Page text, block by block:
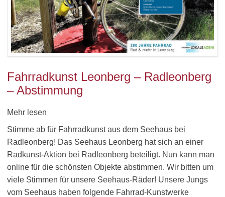
Fahrradkunst Leonberg – Radleonberg
– Abstimmung
Mehr lesen
Stimme ab für Fahrradkunst aus dem Seehaus bei
Radleonberg! Das Seehaus Leonberg hat sich an einer
Radkunst-Aktion bei Radleonberg beteiligt. Nun kann man
online für die schönsten Objekte abstimmen. Wir bitten um
viele Stimmen für unsere Seehaus-Räder! Unsere Jungs
vom Seehaus haben folgende Fahrrad-Kunstwerke